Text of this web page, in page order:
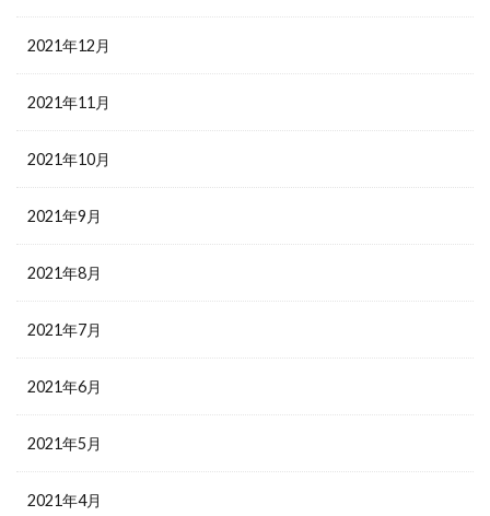
2021年12月
2021年11月
2021年10月
2021年9月
2021年8月
2021年7月
2021年6月
2021年5月
2021年4月